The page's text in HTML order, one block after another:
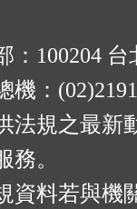
：100204
：
法規之最新
務。
資料若與機